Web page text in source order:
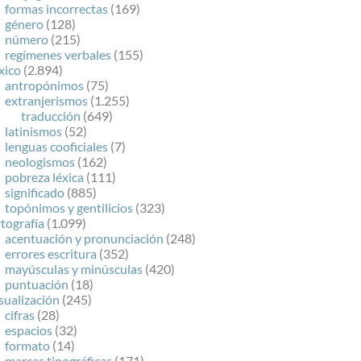
formas incorrectas (169)
género (128)
número (215)
regímenes verbales (155)
(2.894)
antropónimos (75)
extranjerismos (1.255)
traducción (649)
latinismos (52)
lenguas cooficiales (7)
neologismos (162)
pobreza léxica (111)
significado (885)
topónimos y gentilicios (323)
(1.099)
acentuación y pronunciación (248)
errores escritura (352)
mayúsculas y minúsculas (420)
puntuación (18)
(245)
cifras (28)
espacios (32)
formato (14)